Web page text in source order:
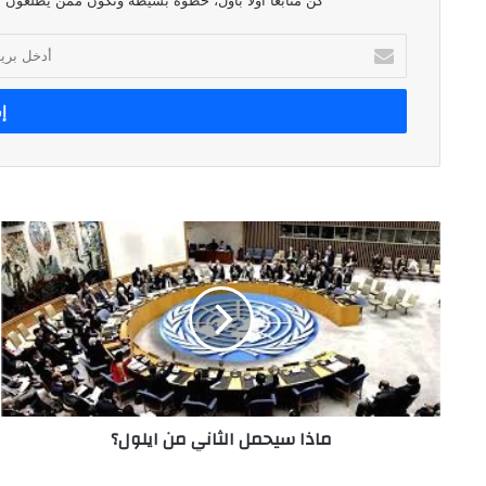
بريدك
الإلكتروني
ماذا
سيحمل
الثاني
من
ايلول؟
ماذا سيحمل الثاني من ايلول؟